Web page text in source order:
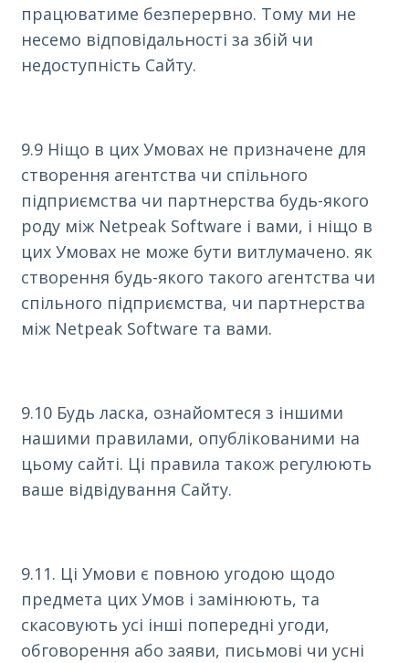
працюватиме безперервно. Тому ми не
несемо відповідальності за збій чи
недоступність Сайту.
9.9 Ніщо в цих Умовах не призначене для
створення агентства чи спільного
підприємства чи партнерства будь-якого
роду між Netpeak Software і вами, і ніщо в
цих Умовах не може бути витлумачено. як
створення будь-якого такого агентства чи
спільного підприємства, чи партнерства
між Netpeak Software та вами.
9.10 Будь ласка, ознайомтеся з іншими
нашими правилами, опублікованими на
цьому сайті. Ці правила також регулюють
ваше відвідування Сайту.
9.11. Ці Умови є повною угодою щодо
предмета цих Умов і замінюють, та
скасовують усі інші попередні угоди,
обговорення або заяви, письмові чи усні